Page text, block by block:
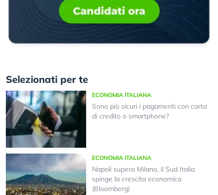
Selezionati per te
ECONOMIA ITALIANA
Sono più sicuri i pagamenti con carta
di credito o smartphone?
ECONOMIA ITALIANA
Napoli supera Milano, il Sud Italia
spinge la crescita economica
(Bloomberg)